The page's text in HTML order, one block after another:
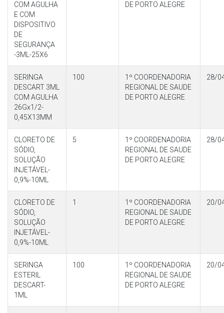
COM AGULHA
E COM
DISPOSITIVO
DE
SEGURANÇA
-3ML-25X6
DE PORTO ALEGRE
SERINGA
DESCART 3ML
COM AGULHA
26Gx1/2-
0,45X13MM
100
1º COORDENADORIA
REGIONAL DE SAUDE
DE PORTO ALEGRE
28/
CLORETO DE
SÓDIO,
SOLUÇÃO
INJETÁVEL-
0,9%-10ML
5
1º COORDENADORIA
REGIONAL DE SAUDE
DE PORTO ALEGRE
28/
CLORETO DE
SÓDIO,
SOLUÇÃO
INJETÁVEL-
0,9%-10ML
1
1º COORDENADORIA
REGIONAL DE SAUDE
DE PORTO ALEGRE
20/
SERINGA
ESTERIL
DESCART-
1ML
100
1º COORDENADORIA
REGIONAL DE SAUDE
DE PORTO ALEGRE
20/